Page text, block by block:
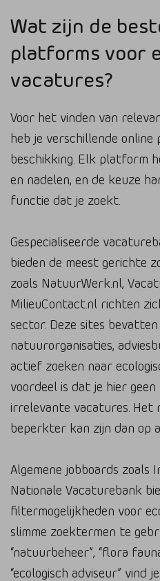
Wat zijn de
platforms voor
vacatures?
Voor het vinden van
heb je verschillende
beschikking. Elk platform
en nadelen, en de keuze
functie dat je zoekt.
Gespecialiseerde
bieden de meest gerichte
zoals NatuurWerk.nl,
MilieuContact.nl richten
sector. Deze sites
natuurorganisaties,
actief zoeken naar
voordeel is dat je hier
irrelevante vacatures. Het
beperkter kan zijn dan op
Algemene jobboards zoals
Nationale Vacaturebank
filtermogelijkheden voor
slimme zoektermen te
“natuurbeheer”, “flora
“ecologisch adviseur” vind